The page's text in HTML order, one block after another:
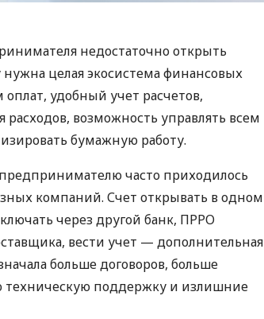
недостаточно открыть
нужна целая экосистема финансовых
удобный учет расчетов,
возможность управлять всем
бумажную работу.
часто приходилось
компаний. Счет открывать в одном
через другой банк, ПРРО
вести учет — дополнительная
больше договоров, больше
техническую поддержку и излишние